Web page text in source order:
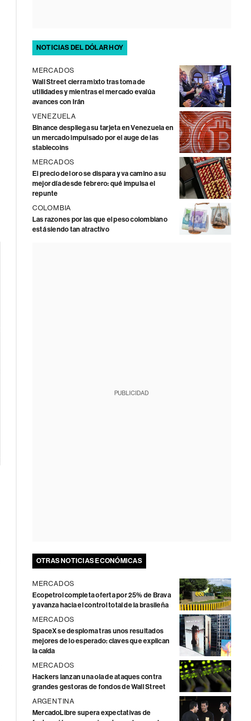
NOTICIAS DEL DÓLAR HOY
MERCADOS
Wall Street cierra mixto tras toma de
utilidades y mientras el mercado evalúa
avances con Irán
VENEZUELA
Binance despliega su tarjeta en Venezuela en
un mercado impulsado por el auge de las
stablecoins
MERCADOS
El precio del oro se dispara y va camino a su
mejor día desde febrero: qué impulsa el
repunte
COLOMBIA
Las razones por las que el peso colombiano
está siendo tan atractivo
PUBLICIDAD
OTRAS NOTICIAS ECONÓMICAS
MERCADOS
Ecopetrol completa oferta por 25% de Brava
y avanza hacia el control total de la brasileña
MERCADOS
SpaceX se desploma tras unos resultados
mejores de lo esperado: claves que explican
la caída
MERCADOS
Hackers lanzan una ola de ataques contra
grandes gestoras de fondos de Wall Street
ARGENTINA
MercadoLibre supera expectativas de